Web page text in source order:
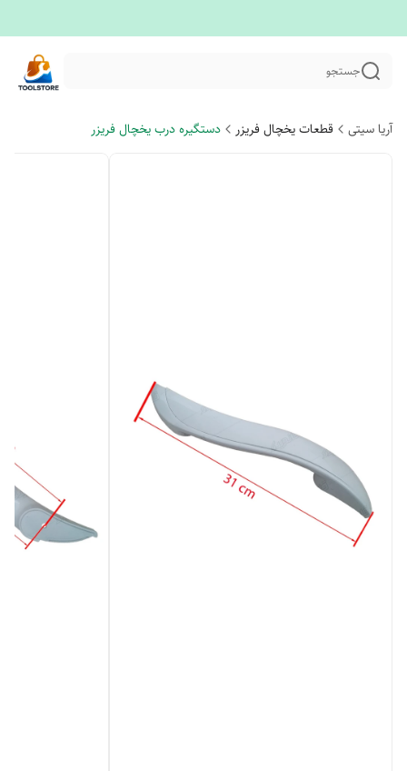
جستجو
آریا سیتی قطعات یخچال فریزر دستگیره درب یخچال فریزر